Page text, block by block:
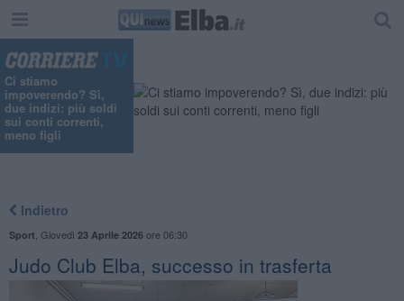
Ci stiamo
impoverendo? Sì,
due indizi: più soldi
sui conti correnti,
meno figli
Indietro
Sport Giovedì 23 Aprile 2026ore 06:30
Judo Club Elba, successo in trasferta